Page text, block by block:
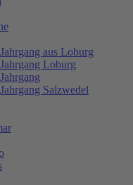
aus Loburg
Loburg
Salzwedel